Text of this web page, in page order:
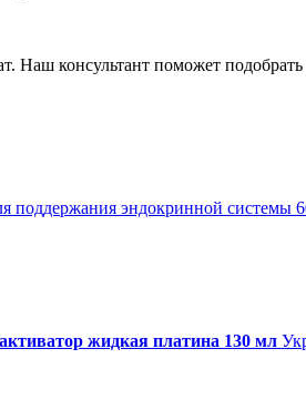
Наш консультант поможет
поддержания эндокринной системы
жидкая платина 130 мл